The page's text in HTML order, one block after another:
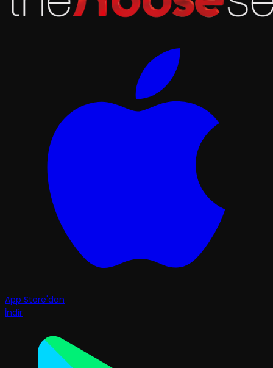
App Store'dan
İndir